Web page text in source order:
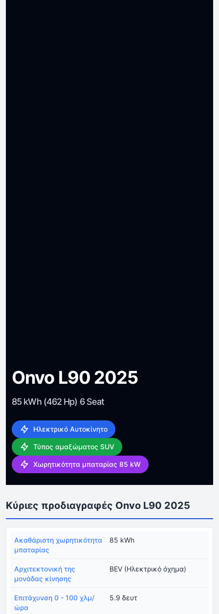
Onvo L90 2025
85 kWh (462 Hp) 6 Seat
Ηλεκτρικό Αυτοκίνητο
Τύπος αμαξώματος SUV
Χωρητικότητα μπαταρίας 85 kW
Κύριες προδιαγραφές Onvo L90 2025
Ακαθάριστη χωρητικότητα
μπαταρίας
85 kWh
Αρχιτεκτονική της
μονάδας κίνησης
BEV (Ηλεκτρικό όχημα)
Επιτάχυνση 0 - 100 χλμ/
ώρα
5.9 δευτ